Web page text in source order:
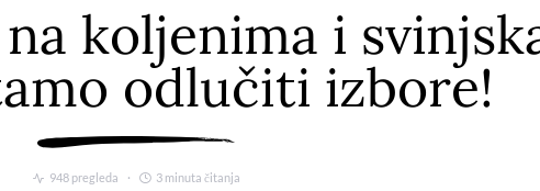
koljenima i
odlučiti izbore!
948 pregleda 3 minuta čitanja